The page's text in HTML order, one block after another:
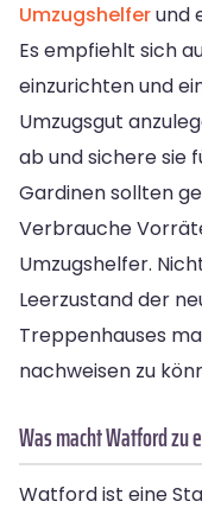
Umzugshelferund
Es empfiehlt sich
einzurichten und
Umzugsgut
ab und sichere sie
Gardinen sollten
Verbrauche
Umzugshelfer.
Leerzustand der
Treppenhauses
nachweisen zu
Was macht Watford zu
Watford ist eine